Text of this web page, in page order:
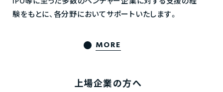
験をもとに、各分野においてサポートいたします。
MORE
上場企業の方へ